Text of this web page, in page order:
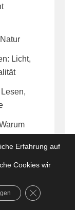
Licht,
so
am
Erfahrung auf
Cookies wir
GDPR